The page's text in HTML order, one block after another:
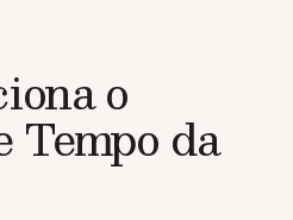
o
Tempo da